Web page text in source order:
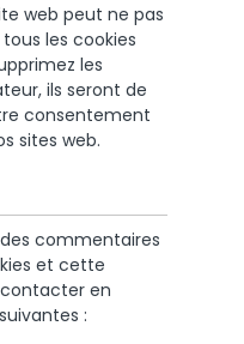
web peut ne pas
les cookies
les
ils seront de
consentement
sites web.
commentaires
et cette
en
: